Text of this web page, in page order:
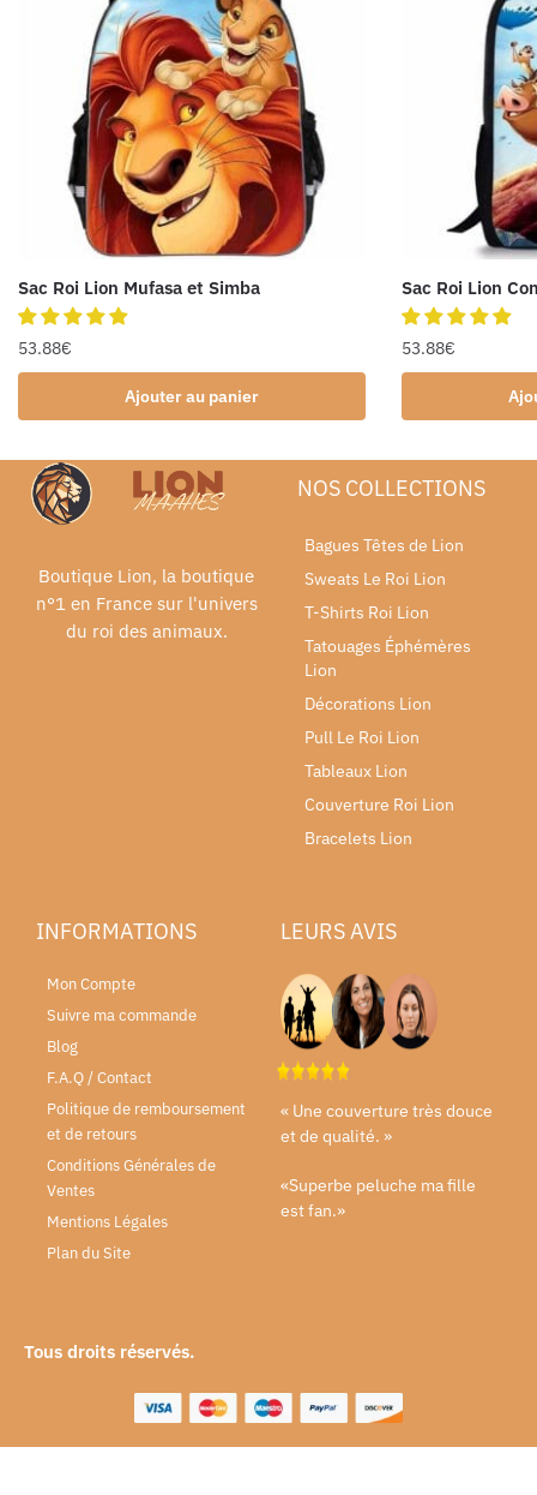
Sac Roi Lion Mufasa et Simba
53.88€
Ajouter au panier
Sac Roi Lion
53.88€
Boutique Lion, la boutique
n°1 en France sur l'univers
du roi des animaux.
NOS COLLECTIONS
Bagues Têtes de Lion
Sweats Le Roi Lion
T-Shirts Roi Lion
Tatouages Éphémères
Lion
Décorations Lion
Pull Le Roi Lion
Tableaux Lion
Couverture Roi Lion
Bracelets Lion
INFORMATIONS
Mon Compte
Suivre ma commande
Blog
F.A.Q / Contact
Politique de remboursement
et de retours
Conditions Générales de
Ventes
Mentions Légales
Plan du Site
LEURS AVIS
« Une couverture très douce
et de qualité. »
«Superbe peluche ma fille
est fan.»
Tous droits réservés.